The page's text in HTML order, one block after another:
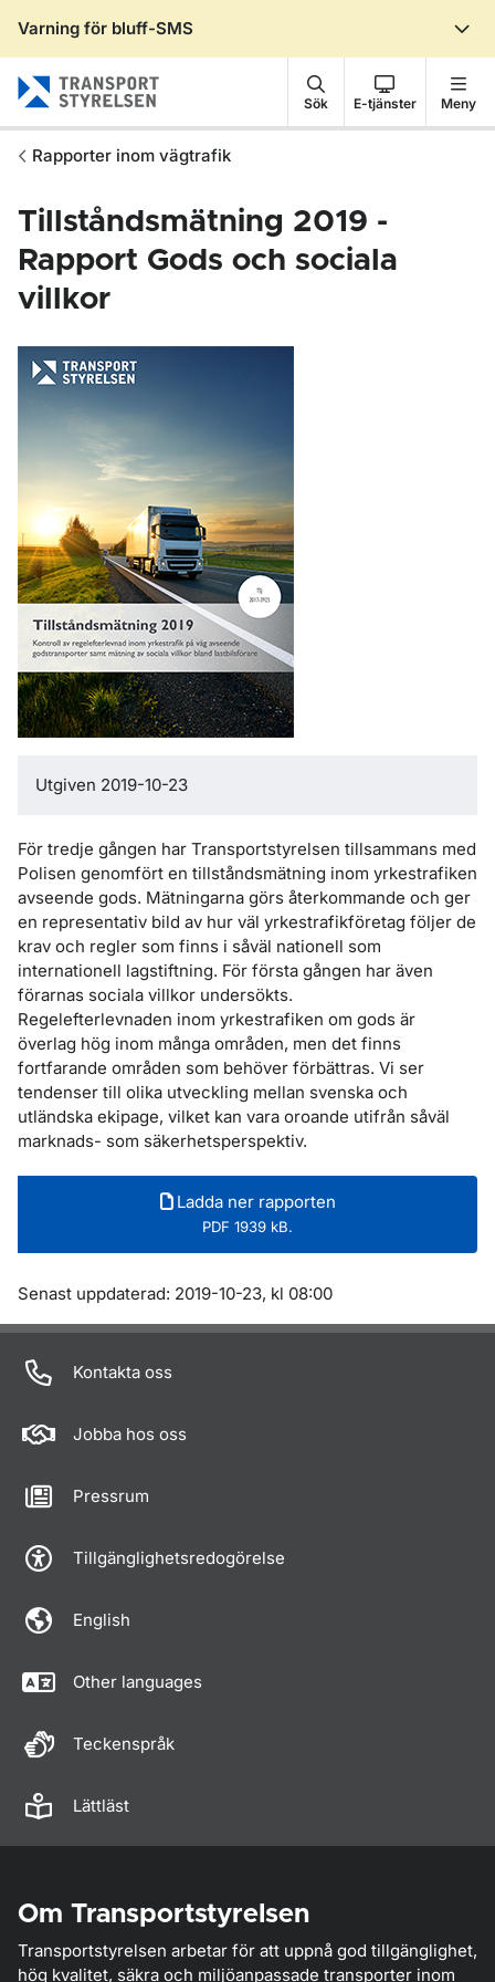
Varning för bluff-SMS
Sök E-tjänster Meny
Rapporter inom vägtrafik
Tillståndsmätning 2019 -
Rapport Gods och sociala
villkor
Utgiven 2019-10-23
För tredje gången har Transportstyrelsen tillsammans med
Polisen genomfört en tillståndsmätning inom yrkestrafiken
avseende gods. Mätningarna görs återkommande och ger
en representativ bild av hur väl yrkestrafikföretag följer de
krav och regler som finns i såväl nationell som
internationell lagstiftning. För första gången har även
förarnas sociala villkor undersökts.
Regelefterlevnaden inom yrkestrafiken om gods är
överlag hög inom många områden, men det finns
fortfarande områden som behöver förbättras. Vi ser
tendenser till olika utveckling mellan svenska och
utländska ekipage, vilket kan vara oroande utifrån såväl
marknads- som säkerhetsperspektiv.
Ladda ner rapporten
PDF 1939 kB.
Om sidan
Senast uppdaterad: 2019-10-23, kl 08:00
Kontakta oss
Jobba hos oss
Pressrum
Tillgänglighetsredogörelse
English
Other languages
Teckenspråk
Lättläst
Om Transportstyrelsen
Transportstyrelsen arbetar för att uppnå god tillgänglighet,
hög kvalitet, säkra och miljöanpassade transporter inom